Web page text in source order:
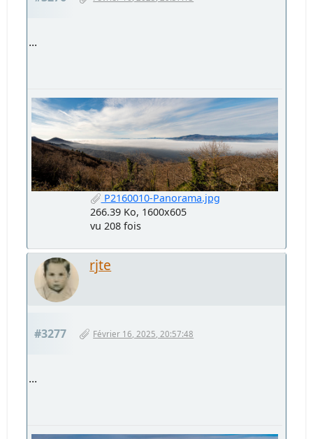
...
P2160010-Panorama.jpg
266.39 Ko, 1600x605
vu 208 fois
rjte
#3277 Février 16, 2025, 20:57:48
...